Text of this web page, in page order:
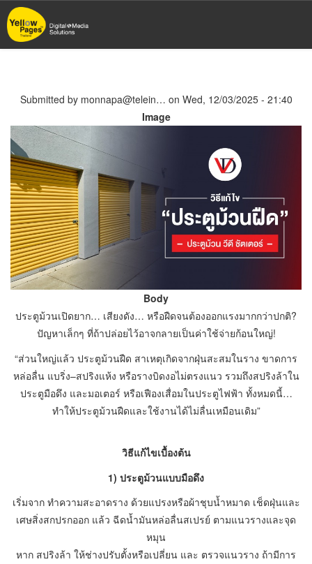
Skip
to
main
Submitted by monnapa@telein… on Wed, 12/03/2025 - 21:40
Image
Body
ประตูม้วนเปิดยาก… เสียงดัง… หรือฝืดจนต้องออกแรงมากกว่าปกติ?
ปัญหาเล็กๆ ที่ถ้าปล่อยไว้อาจกลายเป็นค่าใช้จ่ายก้อนใหญ่!
“ส่วนใหญ่แล้ว ประตูม้วนฝืด สาเหตุเกิดจากฝุ่นสะสมในราง ขาดการ
หล่อลื่น แบริ่ง–สปริงแห้ง หรือรางบิดงอไม่ตรงแนว รวมถึงสปริงล้าใน
ประตูมือดึง และมอเตอร์ หรือเฟืองเสื่อมในประตูไฟฟ้า ทั้งหมดนี้…
ทำให้ประตูม้วนฝืดและใช้งานได้ไม่ลื่นเหมือนเดิม”
วิธีแก้ไขเบื้องต้น
1) ประตูม้วนแบบมือดึง
เริ่มจาก ทำความสะอาดราง ด้วยแปรงหรือผ้าชุบน้ำหมาด เช็ดฝุ่นและ
เศษสิ่งสกปรกออก แล้ว ฉีดน้ำมันหล่อลื่นสเปรย์ ตามแนวรางและจุด
หมุน
หาก สปริงล้า ให้ช่างปรับตั้งหรือเปลี่ยน และ ตรวจแนวราง ถ้ามีการ